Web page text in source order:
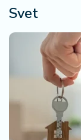
Svet